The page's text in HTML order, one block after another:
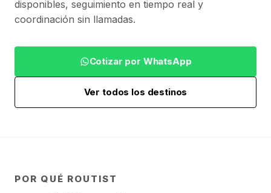
disponibles, seguimiento en tiempo real y
coordinación sin llamadas.
Cotizar por WhatsApp
Ver todos los destinos
POR QUÉ ROUTIST